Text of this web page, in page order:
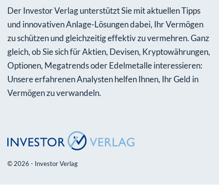
Der Investor Verlag unterstützt Sie mit aktuellen Tipps
und innovativen Anlage-Lösungen dabei, Ihr Vermögen
zu schützen und gleichzeitig effektiv zu vermehren. Ganz
gleich, ob Sie sich für Aktien, Devisen, Kryptowährungen,
Optionen, Megatrends oder Edelmetalle interessieren:
Unsere erfahrenen Analysten helfen Ihnen, Ihr Geld in
Vermögen zu verwandeln.
© 2026 - Investor Verlag